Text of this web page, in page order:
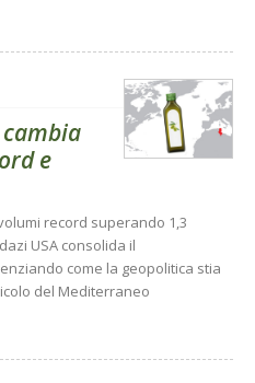
cambia
e
record superando 1,3
USA consolida il
come la geopolitica stia
del Mediterraneo